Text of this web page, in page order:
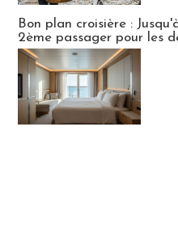
Bon plan croisière :
2ème passager pour les